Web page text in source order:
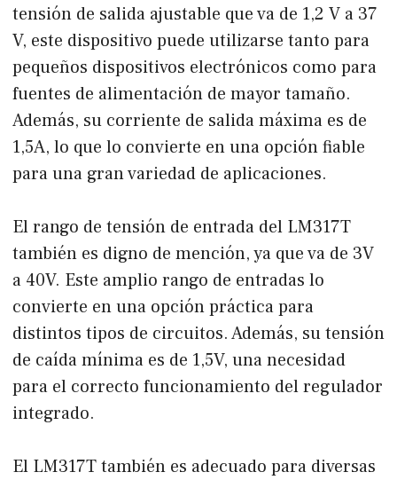
tensión de salida ajustable que va de 1,2 V a 37
V, este dispositivo puede utilizarse tanto para
pequeños dispositivos electrónicos como para
fuentes de alimentación de mayor tamaño.
Además, su corriente de salida máxima es de
1,5A, lo que lo convierte en una opción fiable
para una gran variedad de aplicaciones.
El rango de tensión de entrada del LM317T
también es digno de mención, ya que va de 3V
a 40V. Este amplio rango de entradas lo
convierte en una opción práctica para
distintos tipos de circuitos. Además, su tensión
de caída mínima es de 1,5V, una necesidad
para el correcto funcionamiento del regulador
integrado.
El LM317T también es adecuado para diversas